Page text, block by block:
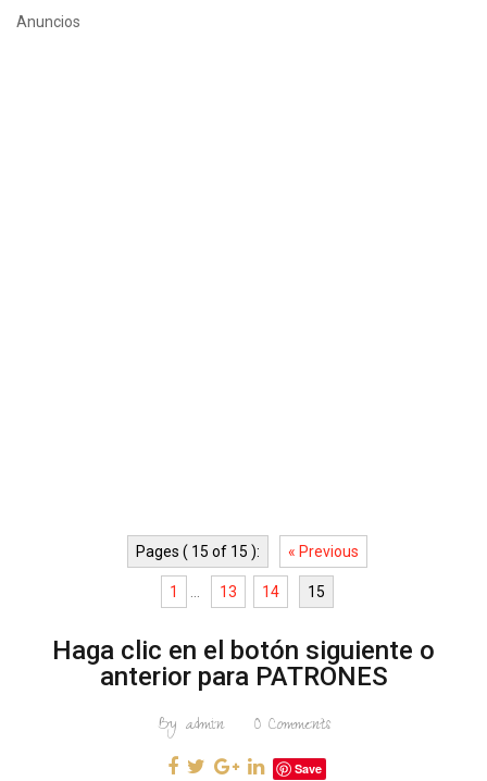
Anuncios
Pages ( 15 of 15 ): « Previous
1 13 14 15
Haga clic en el botón siguiente o
anterior para PATRONES
By admin 0Comments
Save